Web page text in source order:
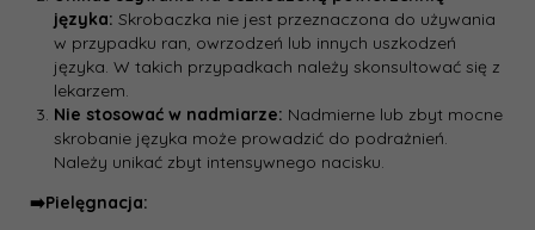
języka: Skrobaczka nie jest przeznaczona do używania
w przypadku ran, owrzodzeń lub innych uszkodzeń
języka. W takich przypadkach należy skonsultować się z
lekarzem.
Nie stosować w nadmiarze: Nadmierne lub zbyt mocne
skrobanie języka może prowadzić do podrażnień.
Należy unikać zbyt intensywnego nacisku.
➡️Pielęgnacja: